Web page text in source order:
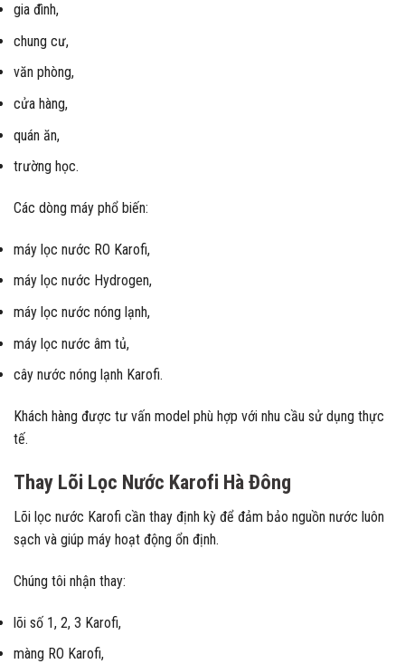
gia đình,
chung cư,
văn phòng,
cửa hàng,
quán ăn,
trường học.
Các dòng máy phổ biến:
máy lọc nước RO Karofi,
máy lọc nước Hydrogen,
máy lọc nước nóng lạnh,
máy lọc nước âm tủ,
cây nước nóng lạnh Karofi.
Khách hàng được tư vấn model phù hợp với nhu cầu sử dụng thực
tế.
Thay Lõi Lọc Nước Karofi Hà Đông
Lõi lọc nước Karofi cần thay định kỳ để đảm bảo nguồn nước luôn
sạch và giúp máy hoạt động ổn định.
Chúng tôi nhận thay:
lõi số 1, 2, 3 Karofi,
màng RO Karofi,